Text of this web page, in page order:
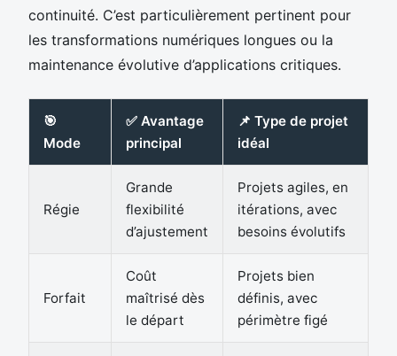
continuité. C’est particulièrement pertinent pour
les transformations numériques longues ou la
maintenance évolutive d’applications critiques.
🎯
Mode
✅ Avantage
principal
📌 Type de projet
idéal
Régie
Grande
flexibilité
d’ajustement
Projets agiles, en
itérations, avec
besoins évolutifs
Forfait
Coût
maîtrisé dès
le départ
Projets bien
définis, avec
périmètre figé